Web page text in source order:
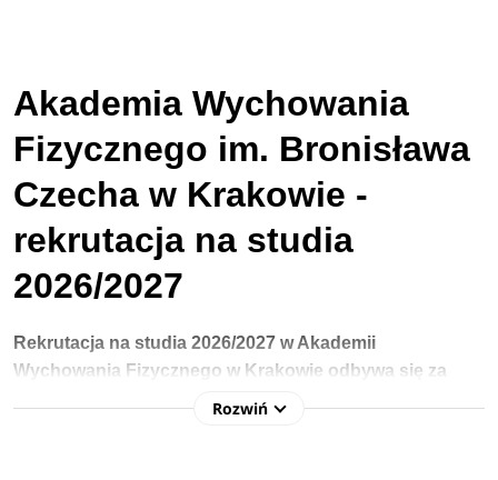
Akademia Wychowania
Fizycznego im. Bronisława
Czecha w Krakowie -
rekrutacja na studia
2026/2027
Rekrutacja na studia 2026/2027 w Akademii
Wychowania Fizycznego w Krakowie odbywa się za
IRK. Kandydaci na
Rozwiń